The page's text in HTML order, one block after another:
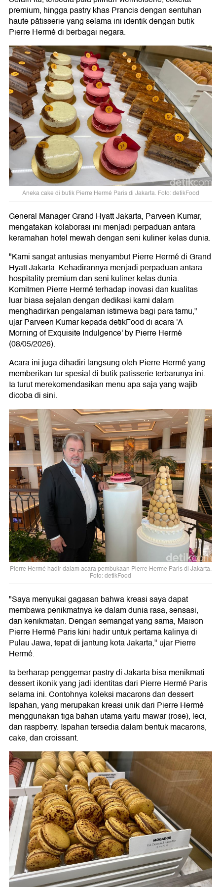
premium, hingga pastry khas Prancis dengan sentuhan
haute pâtisserie yang selama ini identik dengan butik
Pierre Hermé di berbagai negara.
Aneka cake di butik Pierre Hermé Paris di Jakarta. Foto: detikFood
General Manager Grand Hyatt Jakarta, Parveen Kumar,
mengatakan kolaborasi ini menjadi perpaduan antara
keramahan hotel mewah dengan seni kuliner kelas dunia.
"Kami sangat antusias menyambut Pierre Hermé di Grand
Hyatt Jakarta. Kehadirannya menjadi perpaduan antara
hospitality premium dan seni kuliner kelas dunia.
Komitmen Pierre Hermé terhadap inovasi dan kualitas
luar biasa sejalan dengan dedikasi kami dalam
menghadirkan pengalaman istimewa bagi para tamu,"
ujar Parveen Kumar kepada detikFood di acara 'A
Morning of Exquisite Indulgence' by Pierre Hermé
(08/05/2026).
Acara ini juga dihadiri langsung oleh Pierre Hermé yang
memberikan tur spesial di butik patisserie terbarunya ini.
Ia turut merekomendasikan menu apa saja yang wajib
dicoba di sini.
Pierre Hermé hadir dalam acara pembukaan Pierre Herme Paris di Jakarta.
Foto: detikFood
"Saya menyukai gagasan bahwa kreasi saya dapat
membawa penikmatnya ke dalam dunia rasa, sensasi,
dan kenikmatan. Dengan semangat yang sama, Maison
Pierre Hermé Paris kini hadir untuk pertama kalinya di
Pulau Jawa, tepat di jantung kota Jakarta," ujar Pierre
Hermé.
Ia berharap penggemar pastry di Jakarta bisa menikmati
dessert ikonik yang jadi identitas dari Pierre Hermé Paris
selama ini. Contohnya koleksi macarons dan dessert
Ispahan, yang merupakan kreasi unik dari Pierre Hermé
menggunakan tiga bahan utama yaitu mawar (rose), leci,
dan raspberry. Ispahan tersedia dalam bentuk macarons,
cake, dan croissant.